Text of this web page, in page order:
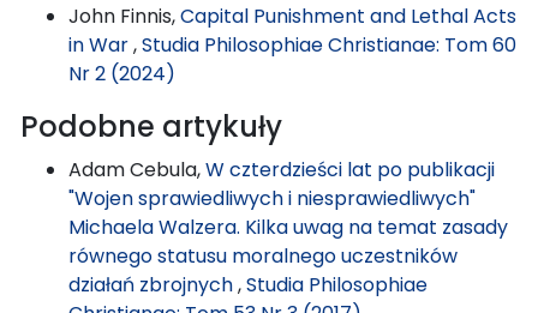
John Finnis,Capital Punishment and Lethal Acts
in War,Studia Philosophiae Christianae: Tom 60
Nr 2 (2024)
Podobne artykuły
Adam Cebula,W czterdzieści lat po publikacji
"Wojen sprawiedliwych i niesprawiedliwych"
Michaela Walzera. Kilka uwag na temat zasady
równego statusu moralnego uczestników
działań zbrojnych,Studia Philosophiae